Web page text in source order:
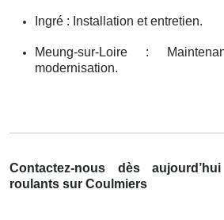
Ingré : Installation et entretien.
Meung-sur-Loire :
modernisation.
Contactez-nous dès
roulants sur Coulmiers